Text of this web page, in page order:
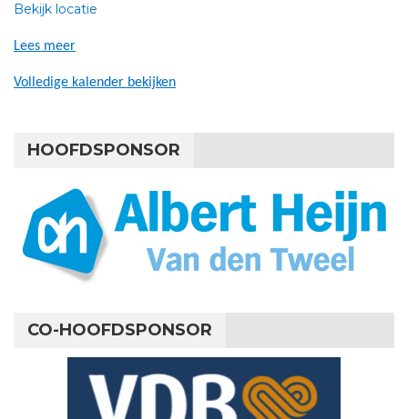
Bekijk locatie
Lees meer
Volledige kalender bekijken
HOOFDSPONSOR
CO-HOOFDSPONSOR